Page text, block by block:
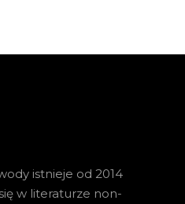
istnieje od 2014
w literaturze non-